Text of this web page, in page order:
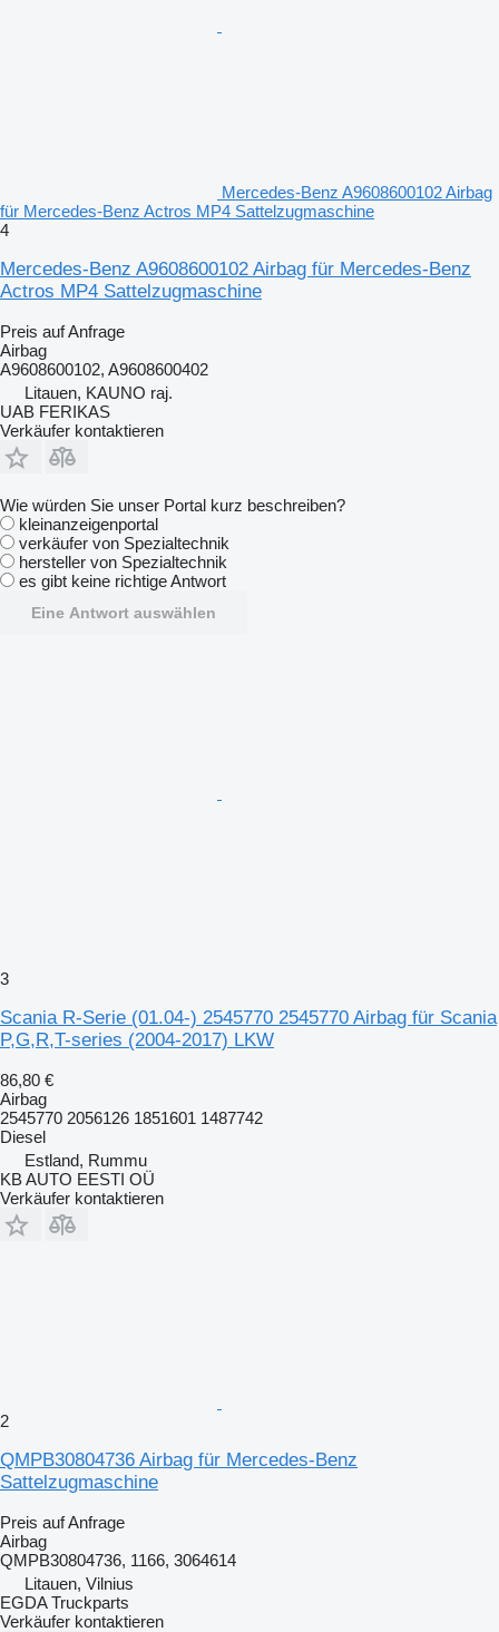
Mercedes-Benz A9608600102 Airbag
für Mercedes-Benz Actros MP4 Sattelzugmaschine
4
Mercedes-Benz A9608600102 Airbag für Mercedes-Benz
Actros MP4 Sattelzugmaschine
Preis auf Anfrage
Airbag
A9608600102, A9608600402
Litauen, KAUNO raj.
UAB FERIKAS
Verkäufer kontaktieren
Wie würden Sie unser Portal kurz beschreiben?
kleinanzeigenportal
verkäufer von Spezialtechnik
hersteller von Spezialtechnik
es gibt keine richtige Antwort
Eine Antwort auswählen
3
Scania R-Serie (01.04-) 2545770 2545770 Airbag für Scania
P,G,R,T-series (2004-2017) LKW
86,80 €
Airbag
2545770 2056126 1851601 1487742
Diesel
Estland, Rummu
KB AUTO EESTI OÜ
Verkäufer kontaktieren
2
QMPB30804736 Airbag für Mercedes-Benz
Sattelzugmaschine
Preis auf Anfrage
Airbag
QMPB30804736, 1166, 3064614
Litauen, Vilnius
EGDA Truckparts
Verkäufer kontaktieren